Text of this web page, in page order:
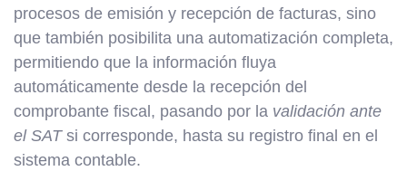
procesos de emisión y recepción de facturas, sino
que también posibilita una automatización completa,
permitiendo que la información fluya
automáticamente desde la recepción del
comprobante fiscal, pasando por la validación ante
el SATsi corresponde, hasta su registro final en el
sistema contable.